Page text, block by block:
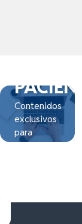
Contenidos
exclusivos
para
pacientes